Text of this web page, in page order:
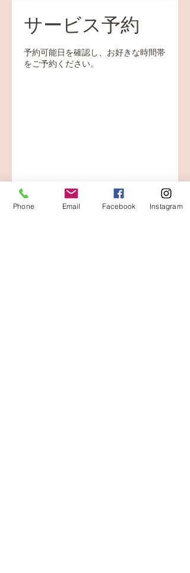
サービス予約
予約可能日を確認し、お好きな時間帯
をご予約ください。
Phone Email Facebook Instagram